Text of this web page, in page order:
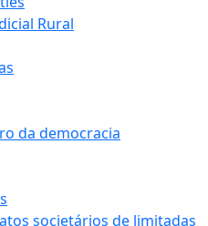
Rural
da democracia
societários de limitadas